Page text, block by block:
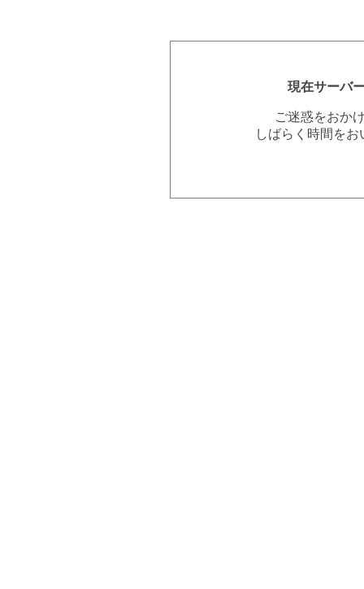
現在サーバ
ご迷惑をおか
しばらく時間を